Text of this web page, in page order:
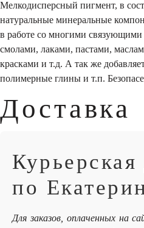
Мелкодисперсный пигмент, в
натуральные минеральные
в работе со многими
смолами, лаками, пастами,
красками и т.д. А так же
полимерные глины и т.п.
Доставка
Курьерская
по
Для заказов, оплаченных на